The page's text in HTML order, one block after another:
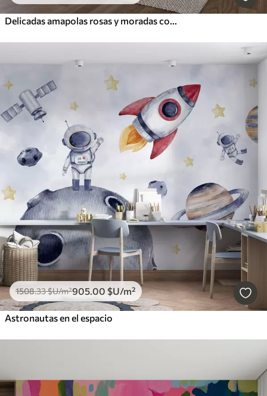
Delicadas amapolas rosas y moradas con tallos y capullos verdes sobre un fondo de textura suave y difuminada
1508.33$U/m²905.00 $U/m²
Astronautas en el espacio